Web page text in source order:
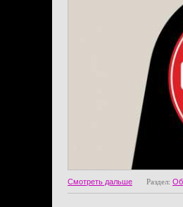
Смотреть дальше Раздел: